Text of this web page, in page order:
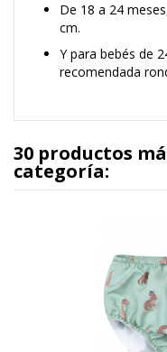
De 18 a 24
cm.
Y para bebés de
recomendada
30 productos
categoría: